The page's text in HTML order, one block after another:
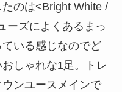
のは<Bright White /
ーズによくあるまっ
いる感じなのでど
しゃれな1足。トレ
ンユースメインで